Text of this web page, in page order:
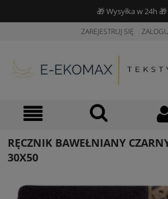
🎁 Wysyłka w 24h 🎁
ZAREJESTRUJ SIĘ
RĘCZNIK BAWEŁNIANY
30X50